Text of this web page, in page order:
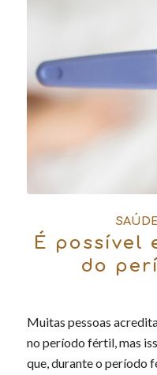
É possível
do
Muitas pessoas
no período fértil, mas
que, durante o período